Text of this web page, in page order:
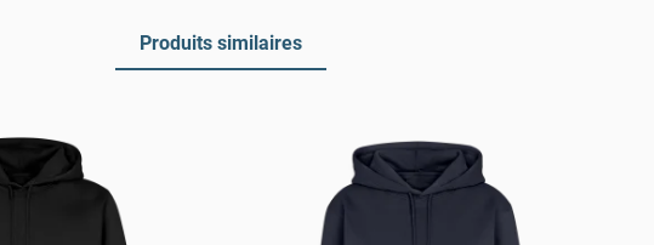
Produits similaires